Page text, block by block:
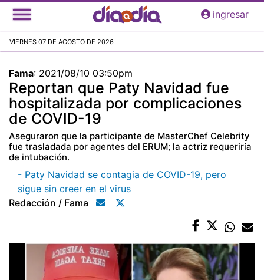
Pasar
al
principal
ingresar
VIERNES 07 DE AGOSTO DE 2026
Fama: 2021/08/10 03:50pm
Reportan que Paty Navidad fue
hospitalizada por complicaciones
de COVID-19
Aseguraron que la participante de MasterChef Celebrity
fue trasladada por agentes del ERUM; la actriz requeriría
de intubación.
- Paty Navidad se contagia de COVID-19, pero
sigue sin creer en el virus
Redacción / Fama